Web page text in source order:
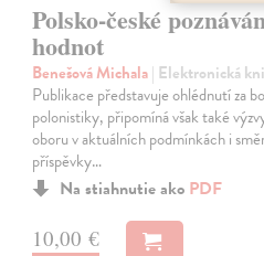
Polsko-české
hodnot
Benešová Michala| Elektronická
Publikace představuje ohlédnutí za
polonistiky, připomíná však také
oboru v aktuálních podmínkách i
příspěvky…
Na stiahnutie ako PDF
10,00 €